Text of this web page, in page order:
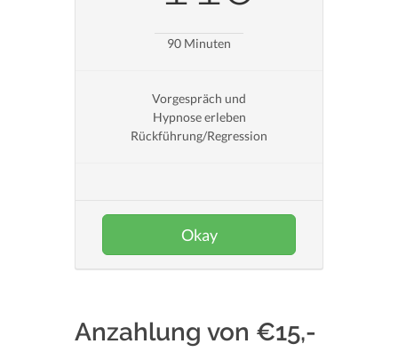
90 Minuten
Vorgespräch und
Hypnose erleben
Rückführung/Regression
Okay
Anzahlung von €15,-